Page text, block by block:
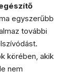
egyszerűbb
további
körében, akik
nem